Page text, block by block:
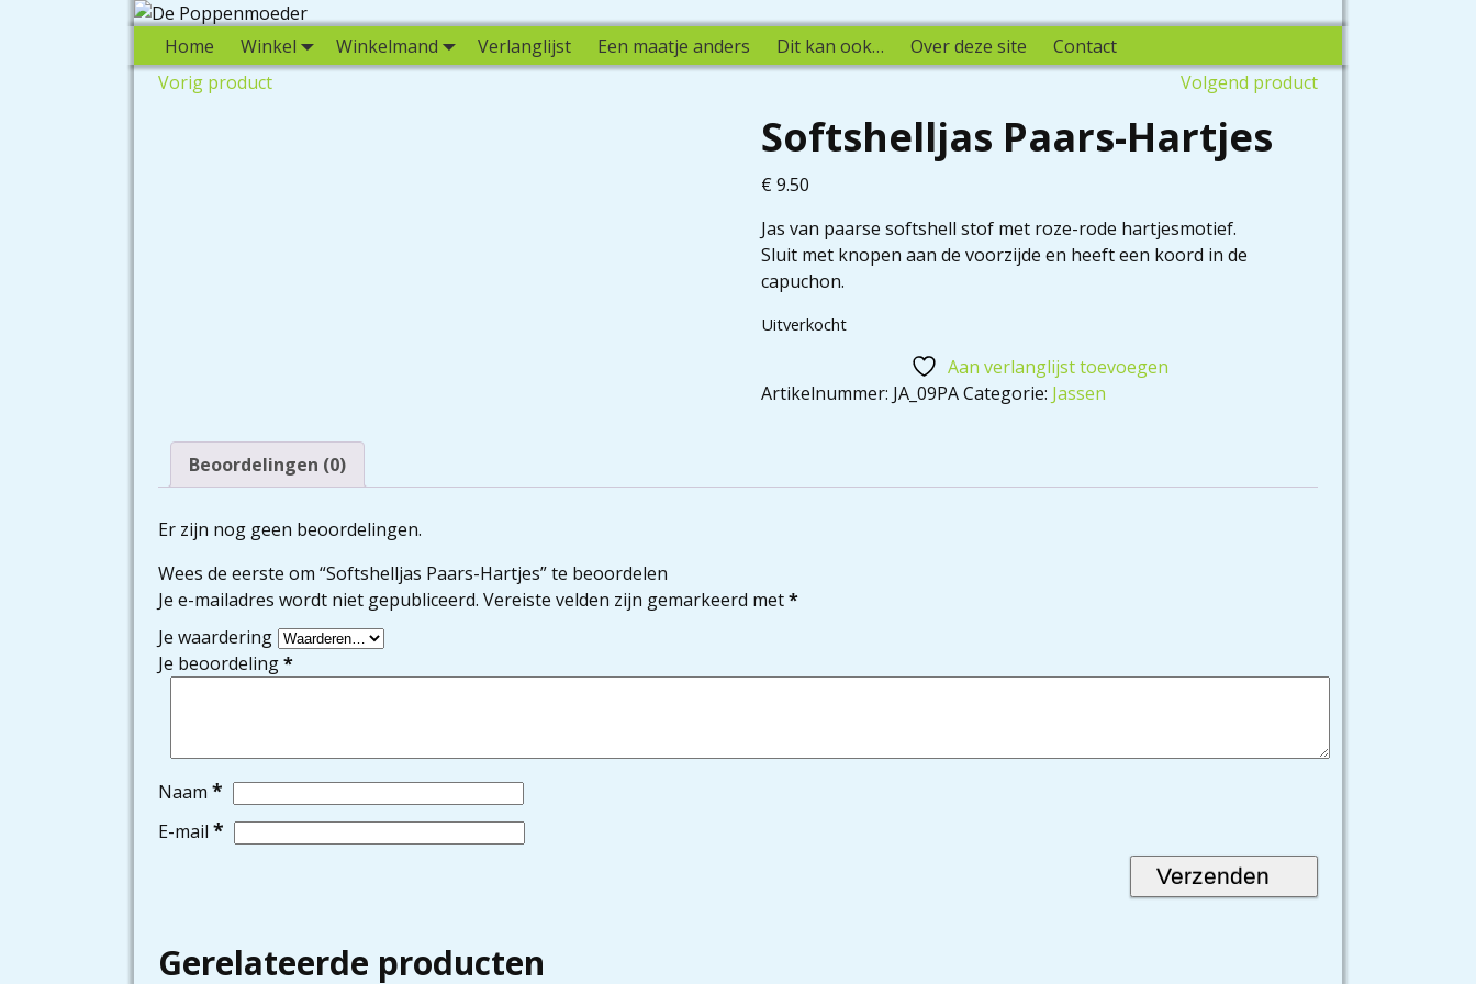
Home Winkel Winkelmand Verlanglijst Een maatje anders Dit kan ook… Over deze site
Contact
Vorig product
Volgend product
Softshelljas Paars-Hartjes
€ 9.50
Jas van paarse softshell stof met roze-rode hartjesmotief.
Sluit met knopen aan de voorzijde en heeft een koord in de
capuchon.
Uitverkocht
Aan verlanglijst toevoegen
Artikelnummer: JA_09PACategorie: Jassen
Beoordelingen (0)
Er zijn nog geen beoordelingen.
Wees de eerste om “Softshelljas Paars-Hartjes” te beoordelen
Je e-mailadres wordt niet gepubliceerd. Vereiste velden zijn gemarkeerd met*
Je waardering
Je beoordeling*
Naam *
E-mail *
Gerelateerde producten